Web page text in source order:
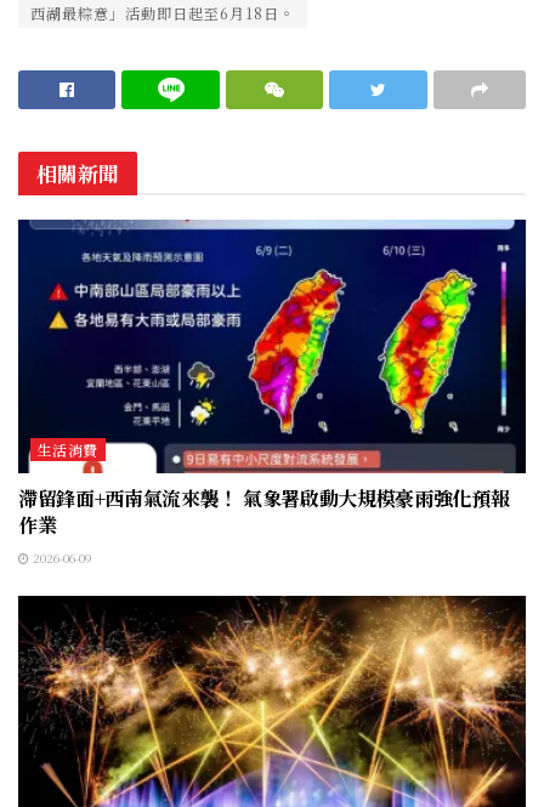
西湖最粽意」活動即日起至6月18日。
相關新聞
生活消費
滯留鋒面+西南氣流來襲！ 氣象署啟動大規模豪雨強化預報
作業
2026-06-09